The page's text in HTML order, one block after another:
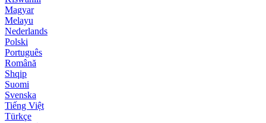
Magyar
Melayu
Nederlands
Polski
Português
Română
Shqip
Suomi
Svenska
Tiếng Việt
Türkçe